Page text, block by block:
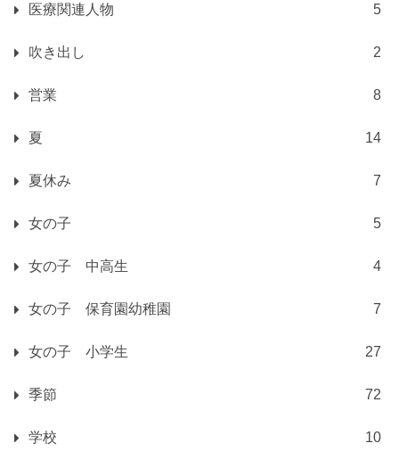
医療関連人物 5
吹き出し 2
営業 8
夏 14
夏休み 7
女の子 5
女の子 中高生 4
女の子 保育園幼稚園 7
女の子 小学生 27
季節 72
学校 10